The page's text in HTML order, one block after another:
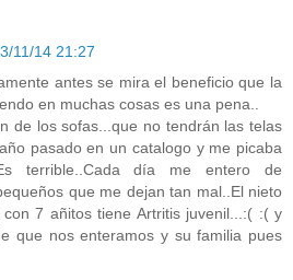
11/14 21:27
antes se mira el beneficio que la
en muchas cosas es una pena..
de los sofas...que no tendrán las telas
pasado en un catalogo y me picaba
terrible..Cada día me entero de
que me dejan tan mal..El nieto
7 añitos tiene Artritis juvenil...:( :( y
que nos enteramos y su familia pues